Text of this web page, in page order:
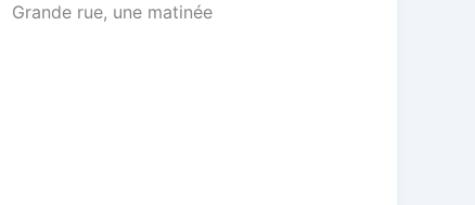
Grande rue, une matinée